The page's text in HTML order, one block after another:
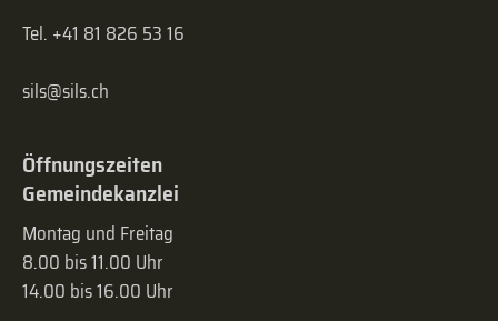
Tel. +41 81 826 53 16
sils@sils.ch
Öffnungszeiten
Gemeindekanzlei
Montag und Freitag
8.00 bis 11.00 Uhr
14.00 bis 16.00 Uhr